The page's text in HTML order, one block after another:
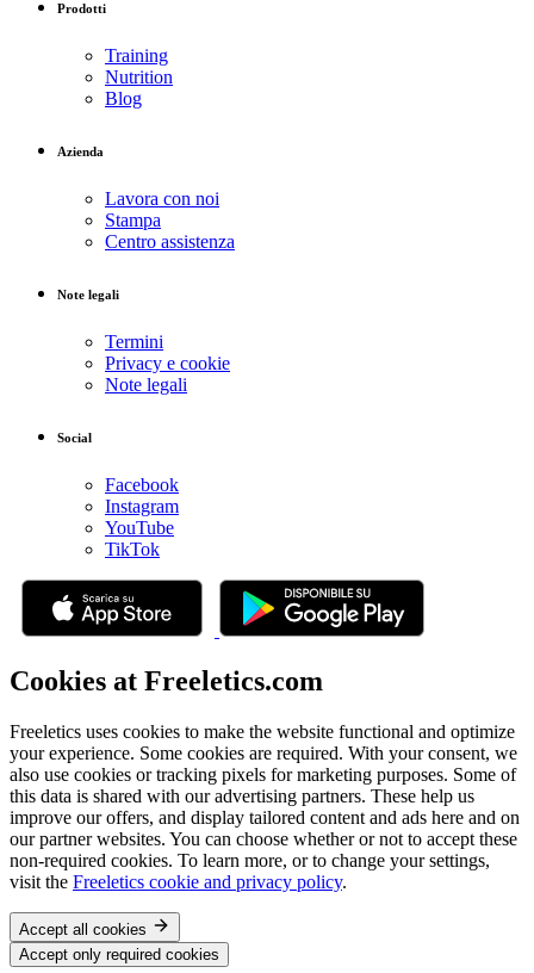
Prodotti
Training
Nutrition
Blog
Azienda
Lavora con noi
Stampa
Centro assistenza
Note legali
Termini
Privacy e cookie
Note legali
Social
Facebook
Instagram
YouTube
TikTok
Cookies at Freeletics.com
Freeletics uses cookies to make the website functional and optimize
your experience. Some cookies are required. With your consent, we
also use cookies or tracking pixels for marketing purposes. Some of
this data is shared with our advertising partners. These help us
improve our offers, and display tailored content and ads here and on
our partner websites. You can choose whether or not to accept these
non-required cookies. To learn more, or to change your settings,
visit the Freeletics cookie and privacy policy.
Accept all cookies
Accept only required cookies